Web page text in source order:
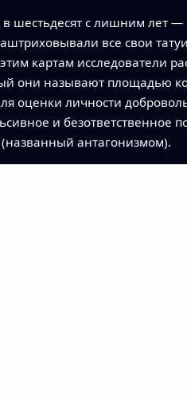
с лишним лет —
все свои
картам исследователи
они называют площадью
оценки личности
и безответственное
антагонизмом).